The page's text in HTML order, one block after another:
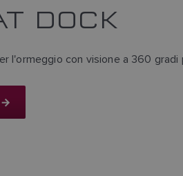
DOCK
l'ormeggio con visione a 360 gradi